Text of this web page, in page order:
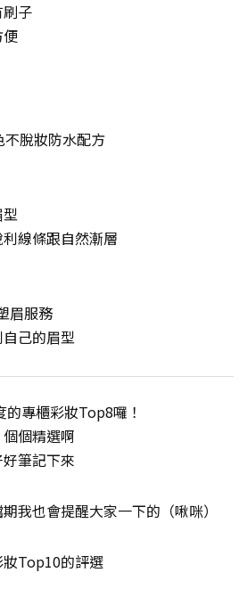
子
脫妝防水配方
線條跟自然漸層
眉服務
己的眉型
專櫃彩妝Top8囉！
個精選啊
筆記下來
我也會提醒大家一下的（啾咪）
Top10的評選